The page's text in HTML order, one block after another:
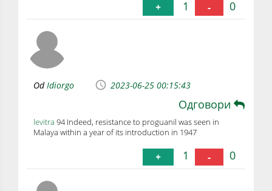
+ 1 - 0
Od Idiorgo 2023-06-25 00:15:43
Одговори
levitra 94 Indeed, resistance to proguanil was seen in
Malaya within a year of its introduction in 1947
+ 1 - 0